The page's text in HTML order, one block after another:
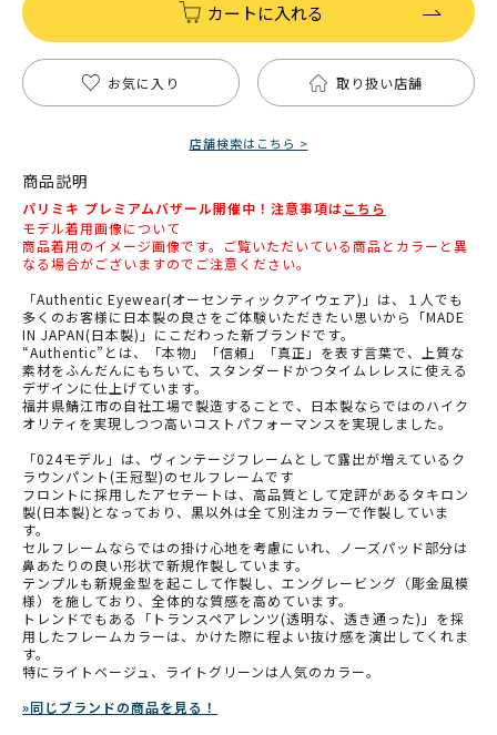
カートに入れる
お気に入り 取り扱い店舗
店舗検索はこちら >
商品説明
パリミキ プレミアムバザール開催中！注意事項はこちら
モデル着用画像について
商品着用のイメージ画像です。ご覧いただいている商品とカラーと異
なる場合がございますのでご注意ください。
「Authentic Eyewear(オーセンティックアイウェア)」は、１人でも
多くのお客様に日本製の良さをご体験いただきたい思いから「MADE
IN JAPAN(日本製)」にこだわった新ブランドです。
“Authentic”とは、「本物」「信頼」「真正」を表す言葉で、上質な
素材をふんだんにもちいて、スタンダードかつタイムレレスに使える
デザインに仕上げています。
福井県鯖江市の自社工場で製造することで、日本製ならではのハイク
オリティを実現しつつ高いコストパフォーマンスを実現しました。
「024モデル」は、ヴィンテージフレームとして露出が増えているク
ラウンパント(王冠型)のセルフレームです
フロントに採用したアセテートは、高品質として定評があるタキロン
製(日本製)となっており、黒以外は全て別注カラーで作製していま
す。
セルフレームならではの掛け心地を考慮にいれ、ノーズパッド部分は
鼻あたりの良い形状で新規作製しています。
テンプルも新規金型を起こして作製し、エングレービング（彫金風模
様）を施しており、全体的な質感を高めています。
トレンドでもある「トランスペアレンツ(透明な、透き通った)」を採
用したフレームカラーは、かけた際に程よい抜け感を演出してくれま
す。
特にライトベージュ、ライトグリーンは人気のカラー。
»同じブランドの商品を見る！